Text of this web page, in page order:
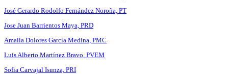
José Gerardo Rodolfo Fernández Noroña, PT
Jose Juan Barrientos Maya, PRD
Amalia Dolores García Medina, PMC
Luis Alberto Martínez Bravo, PVEM
Sofia Carvajal Isunza, PRI